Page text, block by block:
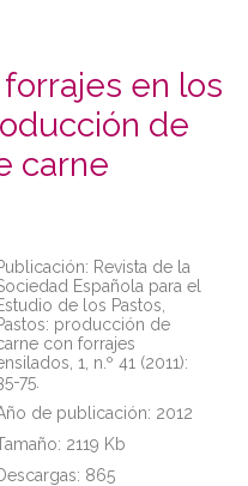
en los
de
carne
Revista de la
Española para el
de los Pastos,
producción de
con forrajes
1, n.º 41 (2011):
75.
de publicación: 2012
2119 Kb
865